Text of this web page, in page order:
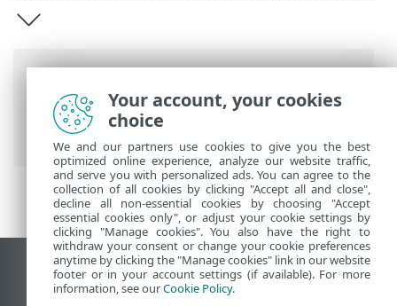
ESET onlinehjälp> ESET Online Scanner
Översikt
Visa skrivbords-webbplats
End of Life
Your account, your cookies
choice
We and our partners use cookies to give you the best
optimized online experience, analyze our website traffic,
and serve you with personalized ads. You can agree to the
collection of all cookies by clicking "Accept all and close",
decline all non-essential cookies by choosing "Accept
essential cookies only", or adjust your cookie settings by
clicking "Manage cookies". You also have the right to
withdraw your consent or change your cookie preferences
anytime by clicking the "Manage cookies" link in our website
footer or in your account settings (if available). For more
information, see ourCookie Policy.